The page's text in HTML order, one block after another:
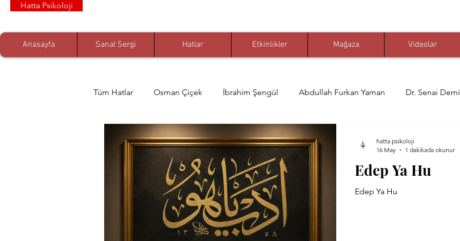
Hatta Psikoloji
Anasayfa Sanal Sergi Hatlar Etkinlikler Mağaza Videolar
Tüm Hatlar Osman Çiçek İbrahim Şengül Abdullah Furkan Yaman Dr. Senai
Zeynep Albayrak Prof. Dr. Ömer Karaoğlu
Muhammed Nuri Çelikkaya Celi Divani Mehmet
Dr. Ömer Akgül Senem Demirci Faruk Eratlı
Edep Ya Hu
Edep Ya Hu
hatta psikoloji
16 May
1 dakikada okunur